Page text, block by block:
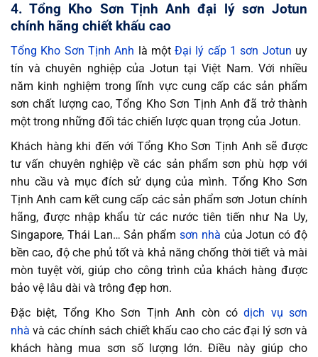
4. Tổng Kho Sơn Tịnh Anh đại lý sơn Jotun
chính hãng chiết khấu cao
Tổng Kho Sơn Tịnh Anh là mộtĐại lý cấp 1 sơn Jotun uy
tín và chuyên nghiệp của Jotun tại Việt Nam. Với nhiều
năm kinh nghiệm trong lĩnh vực cung cấp các sản phẩm
sơn chất lượng cao, Tổng Kho Sơn Tịnh Anh đã trở thành
một trong những đối tác chiến lược quan trọng của Jotun.
Khách hàng khi đến với Tổng Kho Sơn Tịnh Anh sẽ được
tư vấn chuyên nghiệp về các sản phẩm sơn phù hợp với
nhu cầu và mục đích sử dụng của mình. Tổng Kho Sơn
Tịnh Anh cam kết cung cấp các sản phẩm sơn Jotun chính
hãng, được nhập khẩu từ các nước tiên tiến như Na Uy,
Singapore, Thái Lan… Sản phẩm sơn nhà của Jotun có độ
bền cao, độ che phủ tốt và khả năng chống thời tiết và mài
mòn tuyệt vời, giúp cho công trình của khách hàng được
bảo vệ lâu dài và trông đẹp hơn.
Đặc biệt, Tổng Kho Sơn Tịnh Anh còn códịch vụ sơn
nhà và các chính sách chiết khấu cao cho các đại lý sơn và
khách hàng mua sơn số lượng lớn. Điều này giúp cho